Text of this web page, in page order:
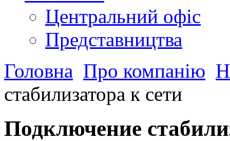
Центральний офіс
Представництва
Головна Про компанію
стабилизатора к сети
Подключение